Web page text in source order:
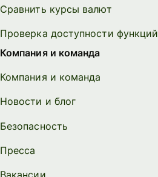
Сравнить курсы валют
Проверка доступности функций
Компания и команда
Компания и команда
Новости и блог
Безопасность
Пресса